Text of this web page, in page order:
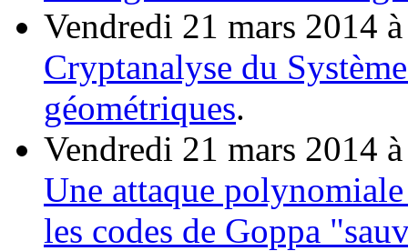
Vendredi 21 mars 2014
Cryptanalyse du
géométriques.
Vendredi 21 mars 2014
Une attaque
les codes de Goppa